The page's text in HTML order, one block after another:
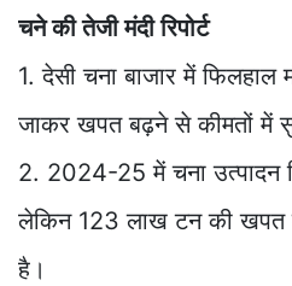
चने की तेजी मंदी रिपोर्ट
1. देसी चना बाजार में
जाकर खपत बढ़ने से कीमतों में
2. 2024-25 में चना उत्पादन
लेकिन 123 लाख टन की खपत
है।